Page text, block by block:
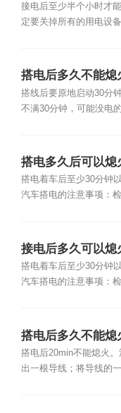
接电后至少半个小时才
定要关掉所有的用电设备
搭电后多久不能熄
搭线后要原地启动30分
不满30分钟，可能没电的
搭电多久后可以熄
搭电着车后至少30分钟
汽车搭电的注意事项：
接电后多久可以熄
搭电着车后至少30分钟
汽车搭电的注意事项：
搭电后多久不能熄
搭电后20min不能熄火
出一根导线；将导线的